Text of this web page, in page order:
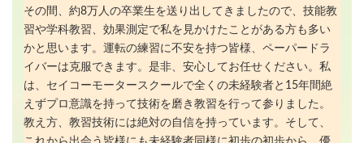
その間、約8万人の卒業生を送り出してきましたので、技能教
習や学科教習、効果測定で私を見かけたことがある方も多い
かと思います。運転の練習に不安を持つ皆様、ペーパードラ
イバーは克服できます。是非、安心してお任せください。私
は、セイコーモータースクールで全くの未経験者と15年間絶
えずプロ意識を持って技術を磨き教習を行って参りました。
教え方、教習技術には絶対の自信を持っています。そして、